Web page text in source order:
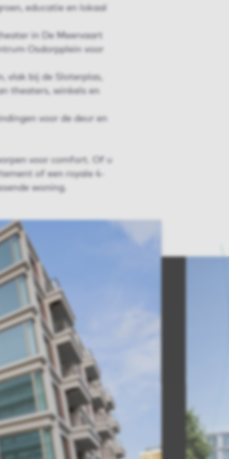
educatie en lokaal
in De Meervaart
Osdorpplein voor
vlak bij de Sloterplas,
theaters, winkels en
voor de deur en
voor comfort. Of u
of een royale 4-
woning.